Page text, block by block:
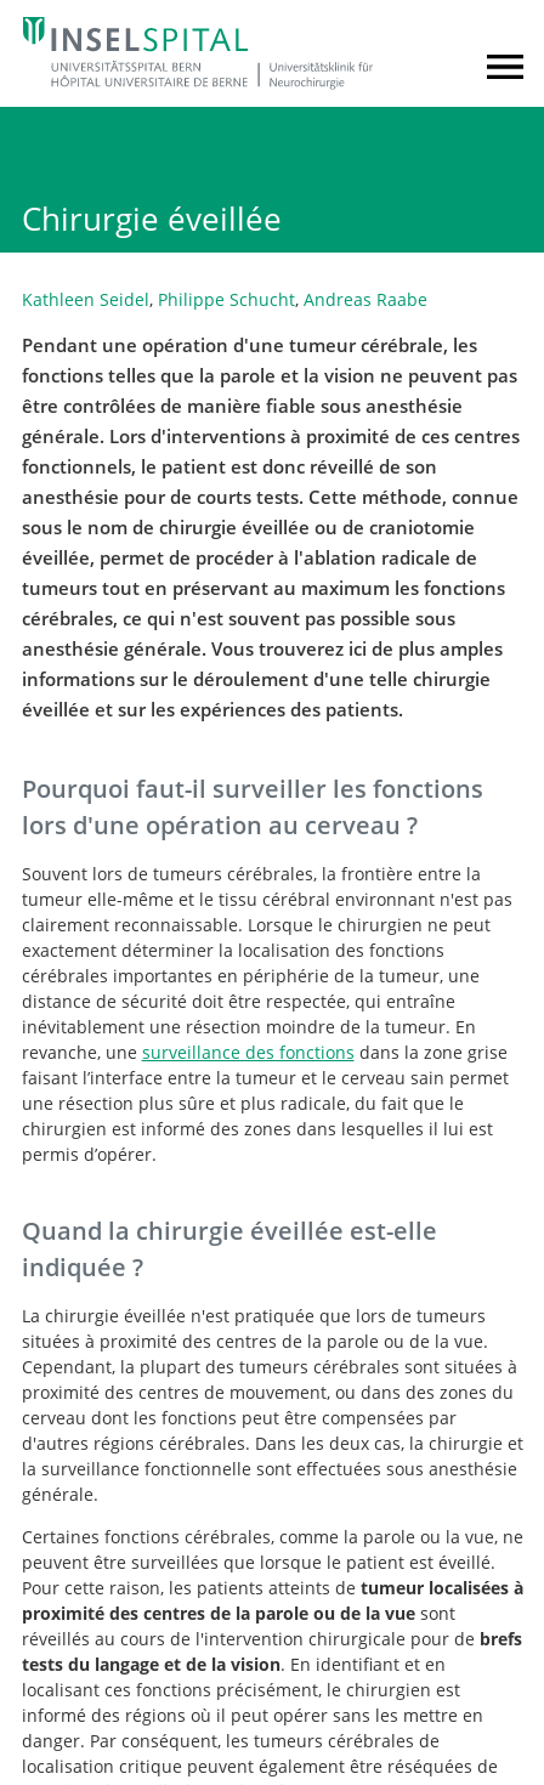
Chirurgie éveillée
Kathleen Seidel, Philippe Schucht, Andreas Raabe
Pendant une opération d'une tumeur cérébrale, les
fonctions telles que la parole et la vision ne peuvent pas
être contrôlées de manière fiable sous anesthésie
générale. Lors d'interventions à proximité de ces centres
fonctionnels, le patient est donc réveillé de son
anesthésie pour de courts tests. Cette méthode, connue
sous le nom de chirurgie éveillée ou de craniotomie
éveillée, permet de procéder à l'ablation radicale de
tumeurs tout en préservant au maximum les fonctions
cérébrales, ce qui n'est souvent pas possible sous
anesthésie générale. Vous trouverez ici de plus amples
informations sur le déroulement d'une telle chirurgie
éveillée et sur les expériences des patients.
Pourquoi faut-il surveiller les fonctions
lors d'une opération au cerveau ?
Souvent lors de tumeurs cérébrales, la frontière entre la
tumeur elle-même et le tissu cérébral environnant n'est pas
clairement reconnaissable. Lorsque le chirurgien ne peut
exactement déterminer la localisation des fonctions
cérébrales importantes en périphérie de la tumeur, une
distance de sécurité doit être respectée, qui entraîne
inévitablement une résection moindre de la tumeur. En
revanche, une surveillance des fonctions dans la zone grise
faisant l’interface entre la tumeur et le cerveau sain permet
une résection plus sûre et plus radicale, du fait que le
chirurgien est informé des zones dans lesquelles il lui est
permis d’opérer.
Quand la chirurgie éveillée est-elle
indiquée ?
La chirurgie éveillée n'est pratiquée que lors de tumeurs
situées à proximité des centres de la parole ou de la vue.
Cependant, la plupart des tumeurs cérébrales sont situées à
proximité des centres de mouvement, ou dans des zones du
cerveau dont les fonctions peut être compensées par
d'autres régions cérébrales. Dans les deux cas, la chirurgie et
la surveillance fonctionnelle sont effectuées sous anesthésie
générale.
Certaines fonctions cérébrales, comme la parole ou la vue, ne
peuvent être surveillées que lorsque le patient est éveillé.
Pour cette raison, les patients atteints de tumeur localisées à
proximité des centres de la parole ou de la vuesont
réveillés au cours de l'intervention chirurgicale pour de brefs
tests du langage et de la vision. En identifiant et en
localisant ces fonctions précisément, le chirurgien est
informé des régions où il peut opérer sans les mettre en
danger. Par conséquent, les tumeurs cérébrales de
localisation critique peuvent également être réséquées de